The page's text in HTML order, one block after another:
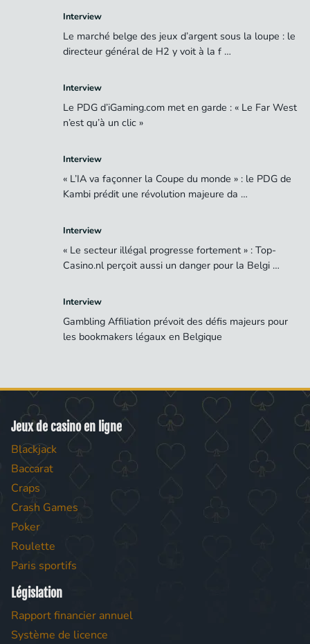
Interview
Le marché belge des jeux d’argent sous la loupe : le
directeur général de H2 y voit à la f …
Interview
Le PDG d’iGaming.com met en garde : « Le Far West
n’est qu’à un clic »
Interview
« L’IA va façonner la Coupe du monde » : le PDG de
Kambi prédit une révolution majeure da …
Interview
« Le secteur illégal progresse fortement » : Top-
Casino.nl perçoit aussi un danger pour la Belgi …
Interview
Gambling Affiliation prévoit des défis majeurs pour
les bookmakers légaux en Belgique
Jeux de casino en ligne
Blackjack
Baccarat
Craps
Crash Games
Poker
Roulette
Paris sportifs
Législation
Rapport financier annuel
Système de licence